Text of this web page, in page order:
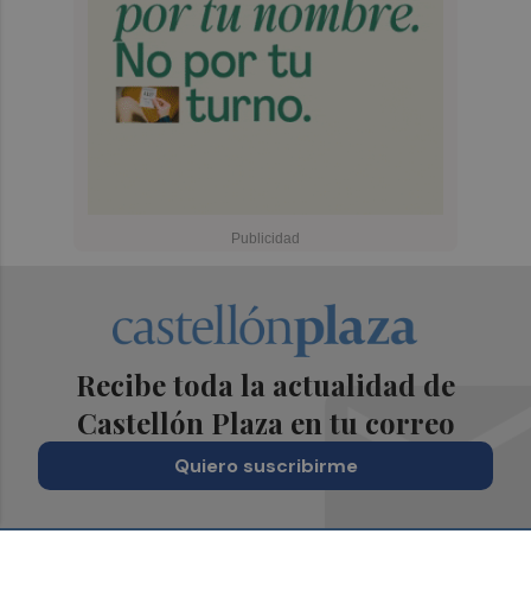
Recibe toda la actualidad de
Castellón Plaza en tu correo
Quiero suscribirme